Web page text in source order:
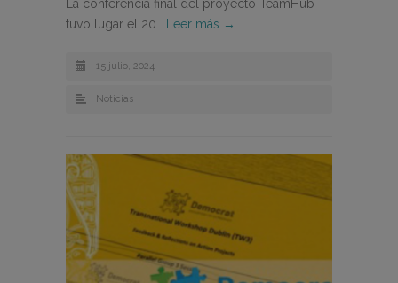
La conferencia final del proyecto TeamHub
tuvo lugar el 20…
Leer más →
15 julio, 2024
Noticias